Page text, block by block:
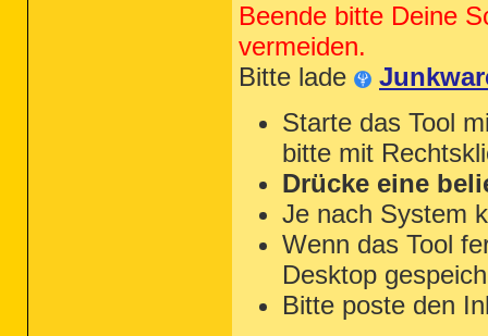
Beende bitte Deine
vermeiden.
Bitte lade
Starte das Tool
bitte mit
Drücke eine
Je nach System
Wenn das Tool
Desktop
Bitte poste den